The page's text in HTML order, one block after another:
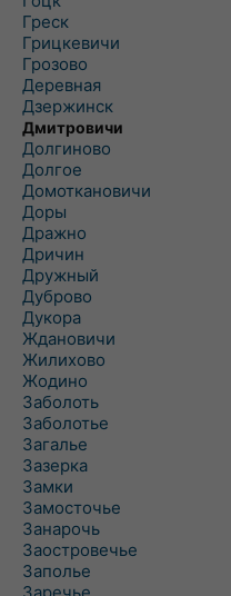
Греск
Грицкевичи
Грозово
Деревная
Дзержинск
Дмитровичи
Долгиново
Долгое
Домоткановичи
Доры
Дражно
Дричин
Дружный
Дуброво
Дукора
Ждановичи
Жилихово
Жодино
Заболоть
Заболотье
Загалье
Зазерка
Замки
Замосточье
Занарочь
Заостровечье
Заполье